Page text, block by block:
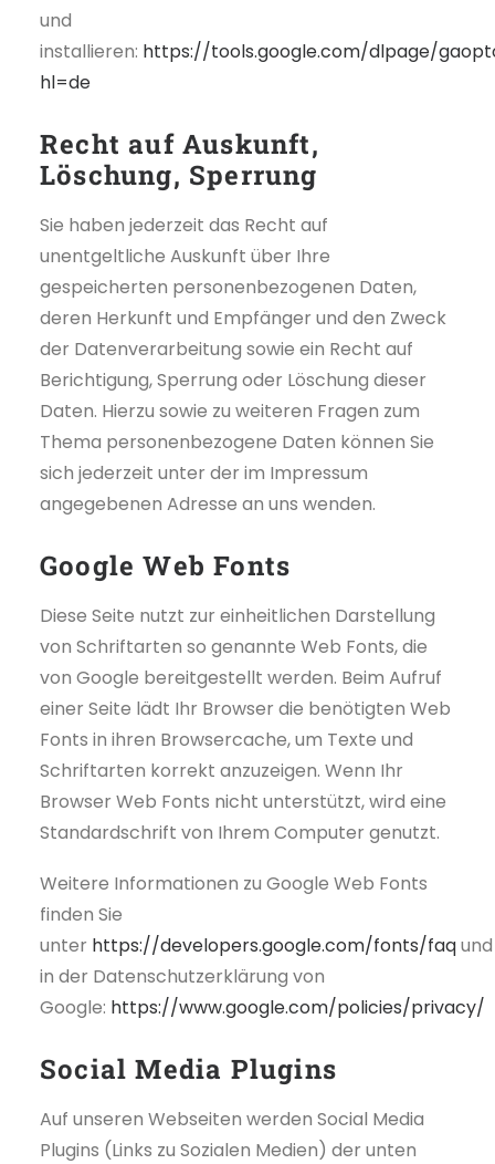
und
installieren: https://tools.google.com/dlpage/
hl=de
Recht auf Auskunft,
Löschung, Sperrung
Sie haben jederzeit das Recht auf
unentgeltliche Auskunft über Ihre
gespeicherten personenbezogenen Daten,
deren Herkunft und Empfänger und den Zweck
der Datenverarbeitung sowie ein Recht auf
Berichtigung, Sperrung oder Löschung dieser
Daten. Hierzu sowie zu weiteren Fragen zum
Thema personenbezogene Daten können Sie
sich jederzeit unter der im Impressum
angegebenen Adresse an uns wenden.
Google Web Fonts
Diese Seite nutzt zur einheitlichen Darstellung
von Schriftarten so genannte Web Fonts, die
von Google bereitgestellt werden. Beim Aufruf
einer Seite lädt Ihr Browser die benötigten Web
Fonts in ihren Browsercache, um Texte und
Schriftarten korrekt anzuzeigen. Wenn Ihr
Browser Web Fonts nicht unterstützt, wird eine
Standardschrift von Ihrem Computer genutzt.
Weitere Informationen zu Google Web Fonts
finden Sie
unter https://developers.google.com/fonts/faqund
in der Datenschutzerklärung von
Google: https://www.google.com/policies/privacy/
Social Media Plugins
Auf unseren Webseiten werden Social Media
Plugins (Links zu Sozialen Medien) der unten